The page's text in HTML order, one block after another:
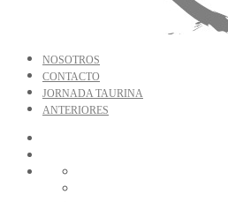
NOSOTROS
CONTACTO
JORNADA TAURINA
ANTERIORES